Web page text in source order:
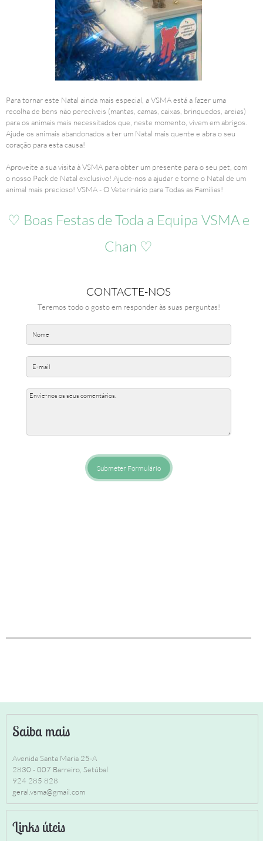
Para tornar este Natal ainda mais especial, a VSMA está a fazer uma
recolha de bens não perecíveis (mantas, camas, caixas, brinquedos, areias)
para os animais mais necessitados que, neste momento, vivem em abrigos.
Ajude os animais abandonados a ter um Natal mais quente e abra o seu
coração para esta causa!
Aproveite a sua visita à VSMA para obter um presente para o seu pet, com
o nosso Pack de Natal exclusivo! Ajude-nos a ajudar e torne o Natal de um
animal mais precioso! VSMA - O Veterinário para Todas as Famílias!
♡ Boas Festas de Toda a Equipa VSMA e
Chan ♡
CONTACTE-NOS
Teremos todo o gosto em responder às suas perguntas!
Submeter Formulário
Saiba mais
Avenida Santa Maria 25-A
2830 - 007 Barreiro, Setúbal
924 285 828
geral.vsma@gmail.com
Links úteis